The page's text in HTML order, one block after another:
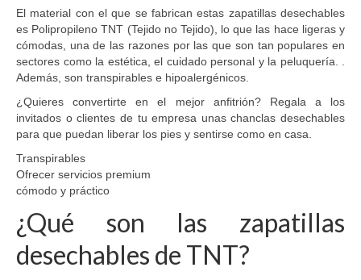
El material con el que se fabrican estas zapatillas desechables
es Polipropileno TNT (Tejido no Tejido), lo que las hace ligeras y
cómodas, una de las razones por las que son tan populares en
sectores como la estética, el cuidado personal y la peluquería. .
Además, son transpirables e hipoalergénicos.
¿Quieres convertirte en el mejor anfitrión? Regala a los
invitados o clientes de tu empresa unas chanclas desechables
para que puedan liberar los pies y sentirse como en casa.
Transpirables
Ofrecer servicios premium
cómodo y práctico
¿Qué son las zapatillas
desechables de TNT?